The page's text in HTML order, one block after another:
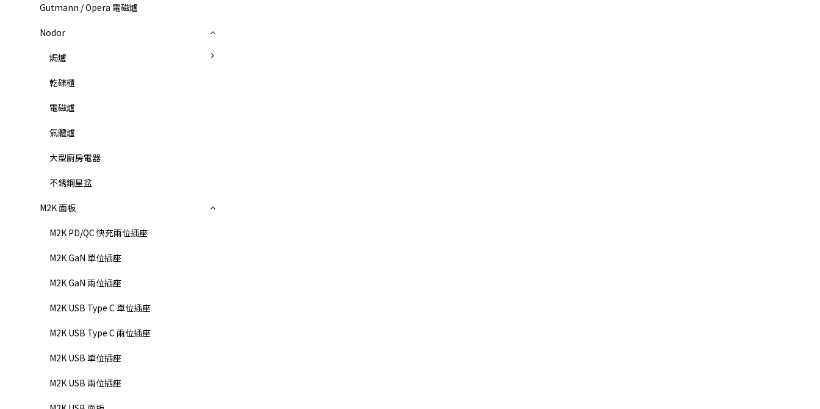
Gutmann / Opera 電磁爐
Nodor
焗爐
乾碟櫃
電磁爐
氣體爐
大型廚房電器
不銹鋼星盆
M2K 面板
M2K PD/QC 快充兩位插座
M2K GaN 單位插座
M2K GaN 兩位插座
M2K USB Type C 單位插座
M2K USB Type C 兩位插座
M2K USB 單位插座
M2K USB 兩位插座